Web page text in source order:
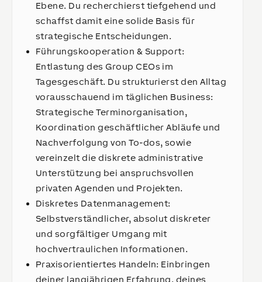
Ebene. Du recherchierst tiefgehend und
schaffst damit eine solide Basis für
strategische Entscheidungen.
Führungskooperation & Support:
Entlastung des Group CEOs im
Tagesgeschäft. Du strukturierst den Alltag
vorausschauend im täglichen Business:
Strategische Terminorganisation,
Koordination geschäftlicher Abläufe und
Nachverfolgung von To-dos, sowie
vereinzelt die diskrete administrative
Unterstützung bei anspruchsvollen
privaten Agenden und Projekten.
Diskretes Datenmanagement:
Selbstverständlicher, absolut diskreter
und sorgfältiger Umgang mit
hochvertraulichen Informationen.
Praxisorientiertes Handeln: Einbringen
deiner langjährigen Erfahrung, deines